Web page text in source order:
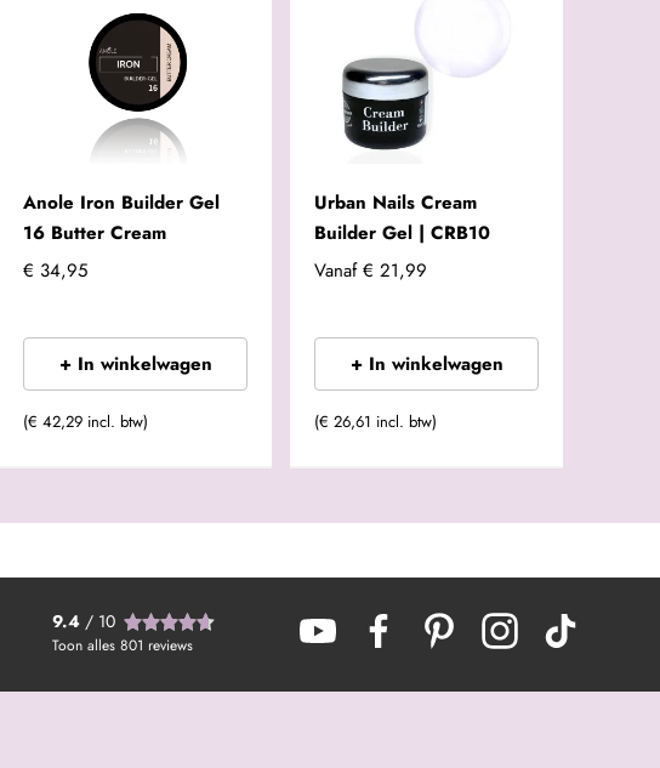
Anole Iron Builder Gel
16 Butter Cream
€ 34,95
+ In winkelwagen
(€ 42,29 incl. btw)
Urban Nails Cream
Builder Gel | CRB10
Vanaf € 21,99
+ In winkelwagen
(€ 26,61 incl. btw)
9.4/ 10
Toon alles 801 reviews